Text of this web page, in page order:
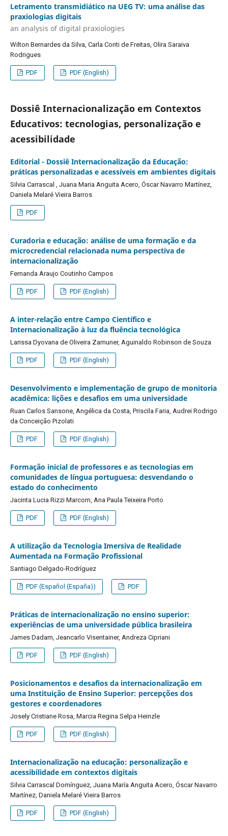
Letramento transmidiático na UEG TV: uma análise das
praxiologias digitais
an analysis of digital praxiologies
Wilton Bernardes da Silva, Carla Conti de Freitas, Olira Saraiva
Rodrigues
PDF PDF (English)
Dossiê Internacionalização em Contextos
Educativos: tecnologias, personalização e
acessibilidade
Editorial - Dossiê Internacionalização da Educação:
práticas personalizadas e acessíveis em ambientes digitais
Silvia Carrascal , Juana Maria Anguita Acero, Óscar Navarro Martínez,
Daniela Melaré Vieira Barros
PDF
Curadoria e educação: análise de uma formação e da
microcredencial relacionada numa perspectiva de
internacionalização
Fernanda Araujo Coutinho Campos
PDF PDF (English)
A inter-relação entre Campo Científico e
Internacionalização à luz da fluência tecnológica
Larissa Dyovana de Oliveira Zamuner, Aguinaldo Robinson de Souza
PDF PDF (English)
Desenvolvimento e implementação de grupo de monitoria
acadêmica: lições e desafios em uma universidade
Ruan Carlos Sansone, Angélica da Costa, Priscila Faria, Audrei Rodrigo
da Conceição Pizolati
PDF PDF (English)
Formação inicial de professores e as tecnologias em
comunidades de língua portuguesa: desvendando o
estado do conhecimento
Jacinta Lucia Rizzi Marcom, Ana Paula Teixeira Porto
PDF PDF (English)
A utilização da Tecnologia Imersiva de Realidade
Aumentada na Formação Profissional
Santiago Delgado-Rodríguez
PDF (Español (España)) PDF
Práticas de internacionalização no ensino superior:
experiências de uma universidade pública brasileira
James Dadam, Jeancarlo Visentainer, Andreza Cipriani
PDF PDF (English)
Posicionamentos e desafios da internacionalização em
uma Instituição de Ensino Superior: percepções dos
gestores e coordenadores
Josely Cristiane Rosa, Marcia Regina Selpa Heinzle
PDF PDF (English)
Internacionalização na educação: personalização e
acessibilidade em contextos digitais
Silvia Carrascal Domínguez, Juana María Anguita Acero, Óscar Navarro
Martínez, Daniela Melaré Vieira Barros
PDF PDF (English)